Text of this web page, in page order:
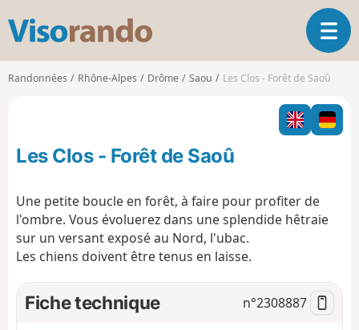
s
o
o
O
u
v
i
r
l
i
o
Randonnées Rhône-Alpes Drôme Saou Les Clos - Forêt de Saoû
Les Clos - Forêt de Saoû
Une petite boucle en forêt, à faire pour profiter de
l'ombre. Vous évoluerez dans une splendide hêtraie
sur un versant exposé au Nord, l'ubac.
Les chiens doivent être tenus en laisse.
Fiche technique n°2308887